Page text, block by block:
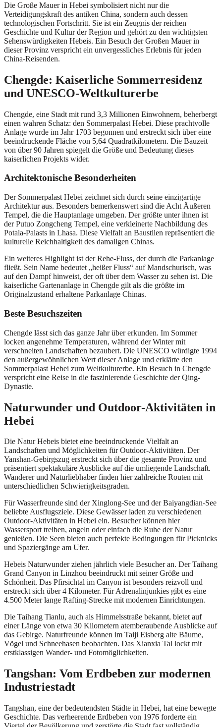
Die Große Mauer in Hebei symbolisiert nicht nur die
Verteidigungskraft des antiken China, sondern auch dessen
technologischen Fortschritt. Sie ist ein Zeugnis der reichen
Geschichte und Kultur der Region und gehört zu den wichtigsten
Sehenswürdigkeiten Hebeis. Ein Besuch der Großen Mauer in
dieser Provinz verspricht ein unvergessliches Erlebnis für jeden
China-Reisenden.
Chengde: Kaiserliche Sommerresidenz
und UNESCO-Weltkulturerbe
Chengde, eine Stadt mit rund 3,3 Millionen Einwohnern, beherbergt
einen wahren Schatz: den Sommerpalast Hebei. Diese prachtvolle
Anlage wurde im Jahr 1703 begonnen und erstreckt sich über eine
beeindruckende Fläche von 5,64 Quadratkilometern. Die Bauzeit
von über 90 Jahren spiegelt die Größe und Bedeutung dieses
kaiserlichen Projekts wider.
Architektonische Besonderheiten
Der Sommerpalast Hebei zeichnet sich durch seine einzigartige
Architektur aus. Besonders bemerkenswert sind die Acht Äußeren
Tempel, die die Hauptanlage umgeben. Der größte unter ihnen ist
der Putuo Zongcheng Tempel, eine verkleinerte Nachbildung des
Potala-Palasts in Lhasa. Diese Vielfalt an Baustilen repräsentiert die
kulturelle Reichhaltigkeit des damaligen Chinas.
Ein weiteres Highlight ist der Rehe-Fluss, der durch die Parkanlage
fließt. Sein Name bedeutet „heißer Fluss“ auf Mandschurisch, was
auf den Dampf hinweist, der oft über dem Wasser zu sehen ist. Die
kaiserliche Gartenanlage in Chengde gilt als die größte im
Originalzustand erhaltene Parkanlage Chinas.
Beste Besuchszeiten
Chengde lässt sich das ganze Jahr über erkunden. Im Sommer
locken angenehme Temperaturen, während der Winter mit
verschneiten Landschaften bezaubert. Die UNESCO würdigte 1994
den außergewöhnlichen Wert dieser Anlage und erklärte den
Sommerpalast Hebei zum Weltkulturerbe. Ein Besuch in Chengde
verspricht eine Reise in die faszinierende Geschichte der Qing-
Dynastie.
Naturwunder und Outdoor-Aktivitäten in
Hebei
Die Natur Hebeis bietet eine beeindruckende Vielfalt an
Landschaften und Möglichkeiten für Outdoor-Aktivitäten. Der
Yanshan-Gebirgszug erstreckt sich über die gesamte Provinz und
präsentiert spektakuläre Ausblicke auf die umliegende Landschaft.
Wanderer und Naturliebhaber finden hier zahlreiche Routen mit
unterschiedlichen Schwierigkeitsgraden.
Für Wasserfreunde sind der Xinglong-See und der Baiyangdian-See
beliebte Ausflugsziele. Diese Gewässer laden zu verschiedenen
Outdoor-Aktivitäten in Hebei ein. Besucher können hier
Wassersport treiben, angeln oder einfach die Ruhe der Natur
genießen. Die Seen bieten auch perfekte Bedingungen für Picknicks
und Spaziergänge am Ufer.
Hebeis Naturwunder ziehen jährlich viele Besucher an. Der Taihang
Grand Canyon in Linzhou beeindruckt mit seiner Größe und
Schönheit. Das Pfirsichtal im Canyon ist besonders reizvoll und
erstreckt sich über 4 Kilometer. Für Adrenalinjunkies gibt es eine
4.500 Meter lange Rafting-Strecke mit modernen Einrichtungen.
Die Taihang Tianlu, auch als Himmelsstraße bekannt, bietet auf
einer Länge von etwa 30 Kilometern atemberaubende Ausblicke auf
das Gebirge. Naturfreunde können im Taiji Eisberg alte Bäume,
Vögel und Schneehasen beobachten. Das Xianxia Tal lockt mit
erstklassigen Wander- und Fotomöglichkeiten.
Tangshan: Vom Erdbeben zur modernen
Industriestadt
Tangshan, eine der bedeutendsten Städte in Hebei, hat eine bewegte
Geschichte. Das verheerende Erdbeben von 1976 forderte ein